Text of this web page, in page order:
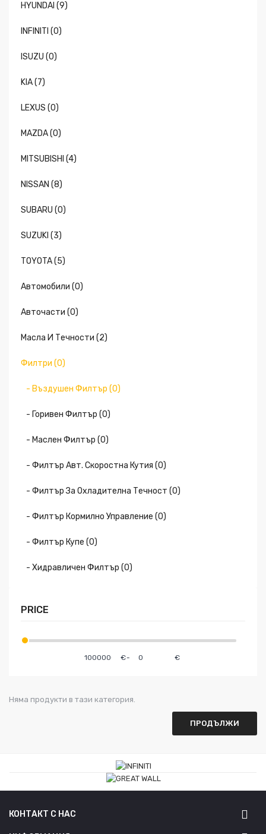
PRICE
€- €
HYUNDAI (9)
INFINITI (0)
ISUZU (0)
KIA (7)
LEXUS (0)
MAZDA (0)
MITSUBISHI (4)
NISSAN (8)
SUBARU (0)
SUZUKI (3)
TOYOTA (5)
Автомобили (0)
Авточасти (0)
Масла И Течности (2)
Филтри (0)
- Въздушен Филтър (0)
- Горивен Филтър (0)
- Маслен Филтър (0)
- Филтър Авт. Скоростна Кутия (0)
- Филтър За Охладителна Течност (0)
- Филтър Кормилно Управление (0)
- Филтър Купе (0)
- Хидравличен Филтър (0)
Няма продукти в тази категория.
ПРОДЪЛЖИ
КОНТАКТ С НАС